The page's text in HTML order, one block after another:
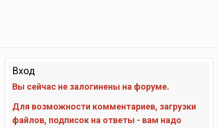
Вход
Вы сейчас не залогинены на форуме.
Для возможности комментариев, загрузки
файлов, подписок на ответы - вам надо